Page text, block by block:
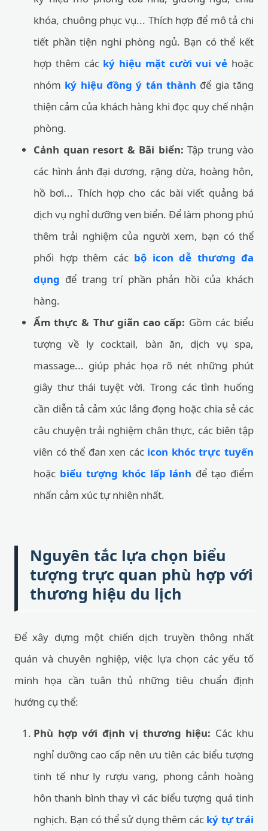
khóa, chuông phục vụ... Thích hợp để mô tả chi
tiết phần tiện nghi phòng ngủ. Bạn có thể kết
hợp thêm các ký hiệu mặt cười vui vẻ hoặc
nhóm ký hiệu đồng ý tán thành để gia tăng
thiện cảm của khách hàng khi đọc quy chế nhận
phòng.
Cảnh quan resort & Bãi biển: Tập trung vào
các hình ảnh đại dương, rặng dừa, hoàng hôn,
hồ bơi... Thích hợp cho các bài viết quảng bá
dịch vụ nghỉ dưỡng ven biển. Để làm phong phú
thêm trải nghiệm của người xem, bạn có thể
phối hợp thêm các bộ icon dễ thương đa
dụng để trang trí phần phản hồi của khách
hàng.
Ẩm thực & Thư giãn cao cấp: Gồm các biểu
tượng về ly cocktail, bàn ăn, dịch vụ spa,
massage... giúp phác họa rõ nét những phút
giây thư thái tuyệt vời. Trong các tình huống
cần diễn tả cảm xúc lắng đọng hoặc chia sẻ các
câu chuyện trải nghiệm chân thực, các biên tập
viên có thể đan xen các icon khóc trực tuyến
hoặc biểu tượng khóc lấp lánh để tạo điểm
nhấn cảm xúc tự nhiên nhất.
Nguyên tắc lựa chọn biểu
tượng trực quan phù hợp với
thương hiệu du lịch
Để xây dựng một chiến dịch truyền thông nhất
quán và chuyên nghiệp, việc lựa chọn các yếu tố
minh họa cần tuân thủ những tiêu chuẩn định
hướng cụ thể:
Phù hợp với định vị thương hiệu: Các khu
nghỉ dưỡng cao cấp nên ưu tiên các biểu tượng
tinh tế như ly rượu vang, phong cảnh hoàng
hôn thanh bình thay vì các biểu tượng quá tinh
nghịch. Bạn có thể sử dụng thêm các ký tự trái